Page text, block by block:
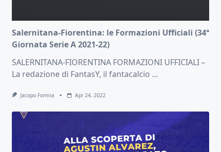
Salernitana-Fiorentina: le Formazioni Ufficiali (34ª
Giornata Serie A 2021-22)
SALERNITANA-FIORENTINA FORMAZIONI UFFICIALI –
La redazione di FantasY, il fantacalcio ...
Jacopo Formia Apr 24, 2022